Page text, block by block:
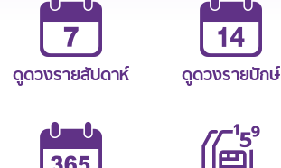
ดูดวงรายสัปดาห์ ดูดวงรายปักษ์